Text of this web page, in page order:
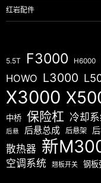
红岩配件
5.5T F3000 H6000
HOWO L3000
X3000
中桥 保险杠 冷却
后悬 后悬总成 后悬架
散热器 新
空调系统 翘板开关 钢板